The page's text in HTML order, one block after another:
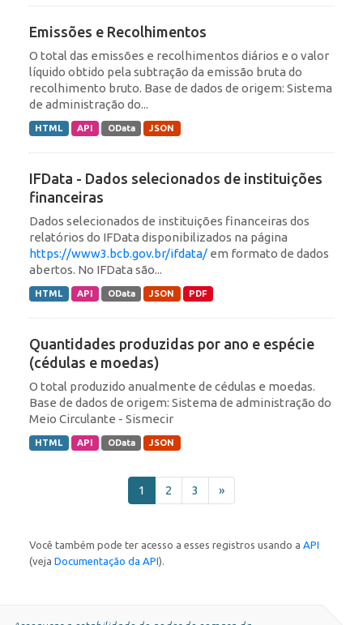
Emissões e Recolhimentos
O total das emissões e recolhimentos diários e o valor
líquido obtido pela subtração da emissão bruta do
recolhimento bruto. Base de dados de origem: Sistema
de administração do...
HTML API OData JSON
IFData - Dados selecionados de instituições
financeiras
Dados selecionados de instituições financeiras dos
relatórios do IFData disponibilizados na página
https://www3.bcb.gov.br/ifdata/ em formato de dados
abertos. No IFData são...
HTML API OData JSON PDF
Quantidades produzidas por ano e espécie
(cédulas e moedas)
O total produzido anualmente de cédulas e moedas.
Base de dados de origem: Sistema de administração do
Meio Circulante - Sismecir
HTML API OData JSON
1 2 3 »
Você também pode ter acesso a esses registros usando a API
(veja Documentação da API).